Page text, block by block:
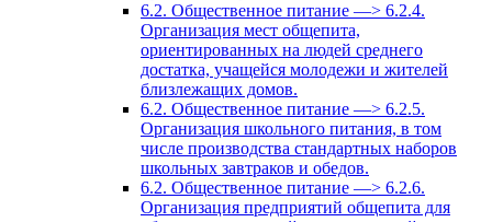
6.2. Общественное питание —> 6.2.4.
Организация мест общепита,
ориентированных на людей среднего
достатка, учащейся молодежи и жителей
близлежащих домов.
6.2. Общественное питание —> 6.2.5.
Организация школьного питания, в том
числе производства стандартных наборов
школьных завтраков и обедов.
6.2. Общественное питание —> 6.2.6.
Организация предприятий общепита для